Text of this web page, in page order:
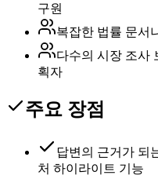
구원
복잡한 법률 문서
다수의 시장 조사
획자
주요 장점
답변의 근거가 되
처 하이라이트 기능